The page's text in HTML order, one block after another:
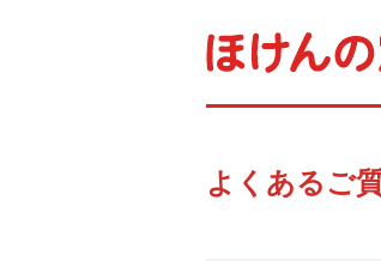
よくあるご